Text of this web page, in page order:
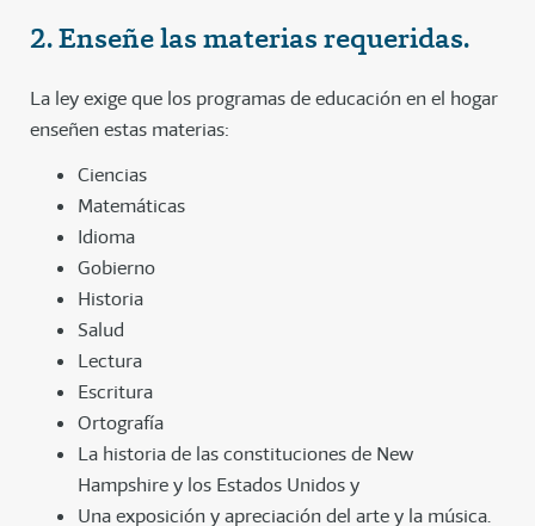
2. Enseñe las materias requeridas.
La ley exige que los programas de educación en el hogar
enseñen estas materias:
Ciencias
Matemáticas
Idioma
Gobierno
Historia
Salud
Lectura
Escritura
Ortografía
La historia de las constituciones de New
Hampshire y los Estados Unidos y
Una exposición y apreciación del arte y la música.